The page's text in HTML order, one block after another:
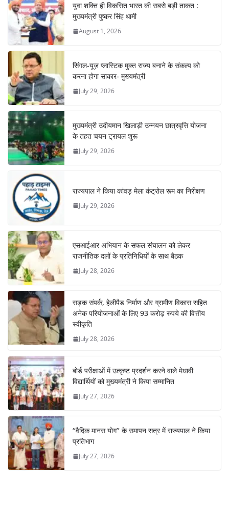
युवा शक्ति ही विकसित भारत की सबसे बड़ी ताकत :
मुख्यमंत्री पुष्कर सिंह धामी
August 1, 2026
सिंगल-यूज़ प्लास्टिक मुक्त राज्य बनाने के संकल्प को
करना होगा साकार- मुख्यमंत्री
July 29, 2026
मुख्यमंत्री उदीयमान खिलाड़ी उन्नयन छात्रवृत्ति योजना
के तहत चयन ट्रायल शुरू
July 29, 2026
राज्यपाल ने किया कांवड़ मेला कंट्रोल रूम का निरीक्षण
July 29, 2026
एसआईआर अभियान के सफल संचालन को लेकर
राजनीतिक दलों के प्रतिनिधियों के साथ बैठक
July 28, 2026
सड़क संपर्क, हेलीपैड निर्माण और ग्रामीण विकास सहित
अनेक परियोजनाओं के लिए 93 करोड़ रुपये की वित्तीय
स्वीकृति
July 28, 2026
बोर्ड परीक्षाओं में उत्कृष्ट प्रदर्शन करने वाले मेधावी
विद्यार्थियों को मुख्यमंत्री ने किया सम्मानित
July 27, 2026
‘‘वैदिक मानस योग’’ के समापन सत्र में राज्यपाल ने किया
प्रतिभाग
July 27, 2026